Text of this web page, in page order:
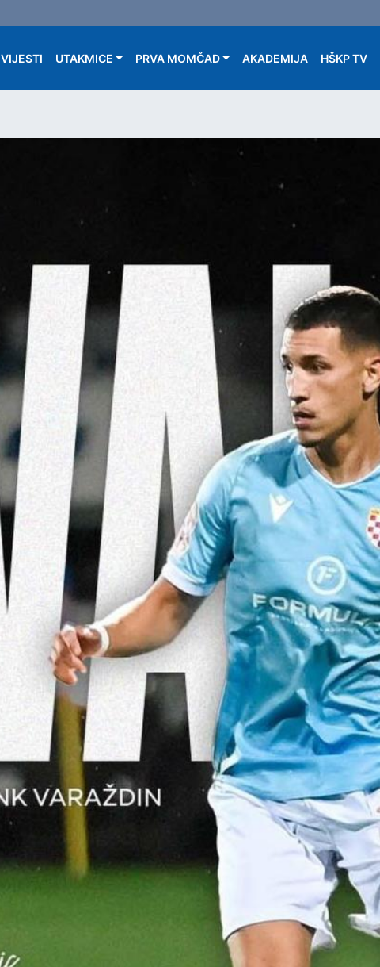
Main navigation
VIJESTI UTAKMICE PRVA MOMČAD AKADEMIJA HŠKP TV